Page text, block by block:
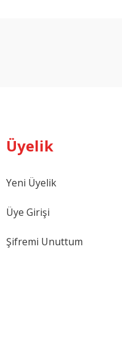
Üyelik
Yeni Üyelik
Üye Girişi
Şifremi Unuttum